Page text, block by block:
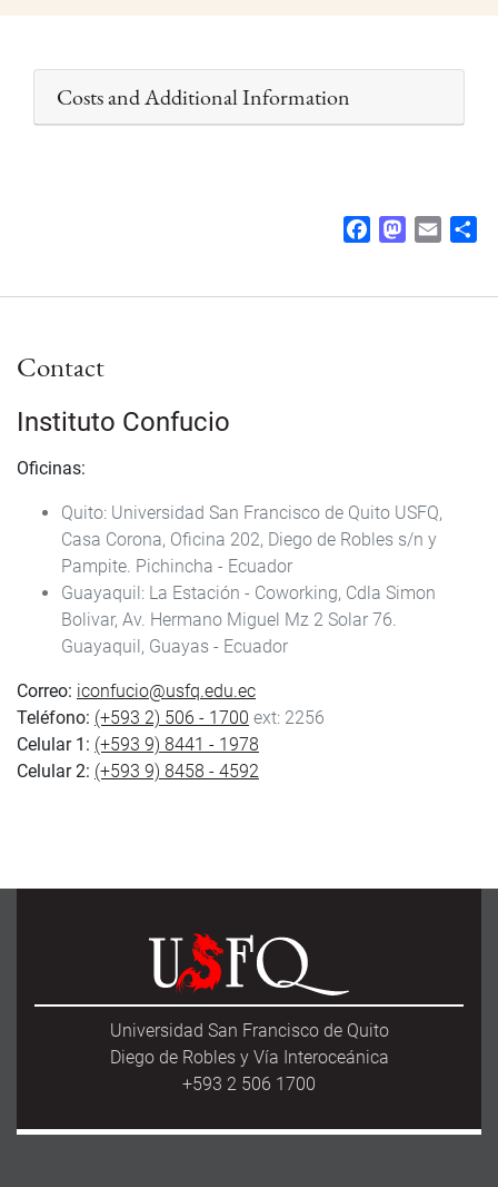
Costs and Additional Information
M
Contact
Instituto Confucio
Oficinas:
Quito: Universidad San Francisco de Quito USFQ,
Casa Corona, Oficina 202, Diego de Robles s/n y
Pampite. Pichincha - Ecuador
Guayaquil: La Estación - Coworking, Cdla Simon
Bolivar, Av. Hermano Miguel Mz 2 Solar 76.
Guayaquil, Guayas - Ecuador
Correo: iconfucio@usfq.edu.ec
Teléfono: (+593 2) 506 - 1700 ext: 2256
Celular 1: (+593 9) 8441 - 1978
Celular 2: (+593 9) 8458 - 4592
Universidad San Francisco de Quito
Diego de Robles y Vía Interoceánica
+593 2 506 1700